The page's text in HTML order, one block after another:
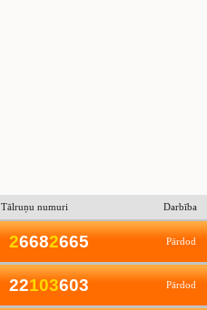
Tālruņu numuri Darbība
26682665 Pārdod
22103603 Pārdod